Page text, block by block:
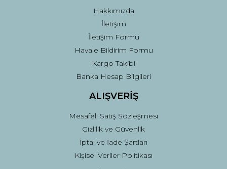
Gönder
Hakkımızda
İletişim
İletişim Formu
Havale Bildirim Formu
Kargo Takibi
Banka Hesap Bilgileri
ALIŞVERİŞ
Mesafeli Satış Sözleşmesi
Gizlilik ve Güvenlik
İptal ve İade Şartları
Kişisel Veriler Politikası